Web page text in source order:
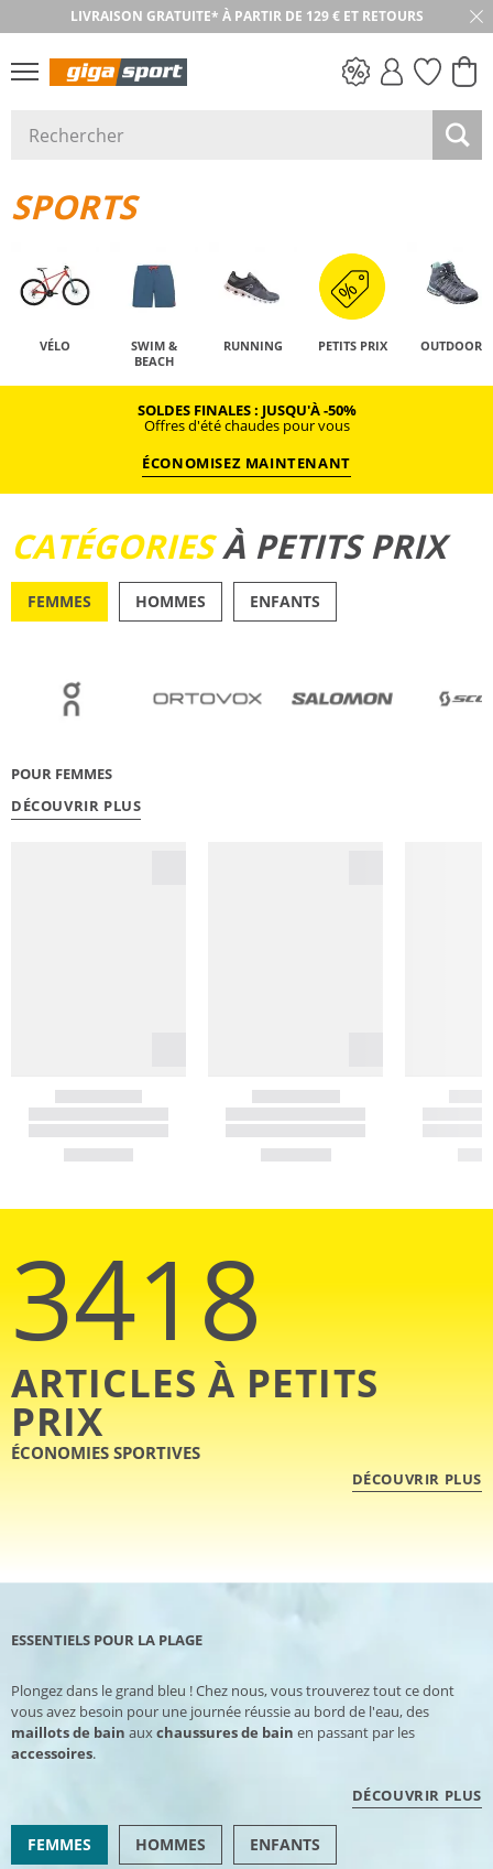
LIVRAISON GRATUITE* À PARTIR DE 129 € ET RETOURS
RETOUR SOUS 30 JOURS
SPORTS
VÉLO
SWIM &
BEACH
RUNNING PETITS PRIX OUTDOOR
SOLDES FINALES : JUSQU'À -50%
Offres d'été chaudes pour vous
ÉCONOMISEZ MAINTENANT
CATÉGORIESÀ PETITS PRIX
FEMMES HOMMES ENFANTS
POUR FEMMES
DÉCOUVRIR PLUS
3418
ARTICLES À PETITS
PRIX
ÉCONOMIES SPORTIVES
DÉCOUVRIR PLUS
ESSENTIELS POUR LA PLAGE
Plongez dans le grand bleu ! Chez nous, vous trouverez tout ce dont
vous avez besoin pour une journée réussie au bord de l'eau, des
maillots de bain auxchaussures de bain en passant par les
accessoires.
DÉCOUVRIR PLUS
FEMMES HOMMES ENFANTS